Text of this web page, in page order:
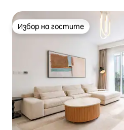
Избор на гостите
Избор на гостите